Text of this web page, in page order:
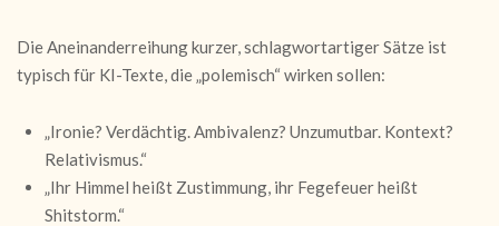
Die Aneinanderreihung kurzer, schlagwortartiger Sätze ist
typisch für KI-Texte, die „polemisch“ wirken sollen:
„Ironie? Verdächtig. Ambivalenz? Unzumutbar. Kontext?
Relativismus.“
„Ihr Himmel heißt Zustimmung, ihr Fegefeuer heißt
Shitstorm.“